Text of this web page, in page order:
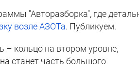
"Авторазборка", где
возле АЗОТа. Публикуем.
– кольцо на втором уровне,
станет часть большого